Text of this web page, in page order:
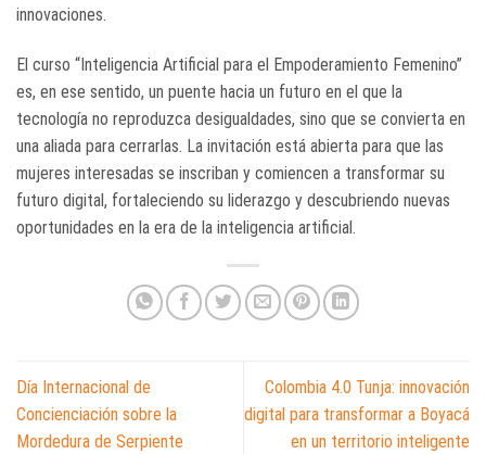
innovaciones.
El curso “Inteligencia Artificial para el Empoderamiento Femenino”
es, en ese sentido, un puente hacia un futuro en el que la
tecnología no reproduzca desigualdades, sino que se convierta en
una aliada para cerrarlas. La invitación está abierta para que las
mujeres interesadas se inscriban y comiencen a transformar su
futuro digital, fortaleciendo su liderazgo y descubriendo nuevas
oportunidades en la era de la inteligencia artificial.
Día Internacional de
Concienciación sobre la
Mordedura de Serpiente
Colombia 4.0 Tunja: innovación
digital para transformar a Boyacá
en un territorio inteligente